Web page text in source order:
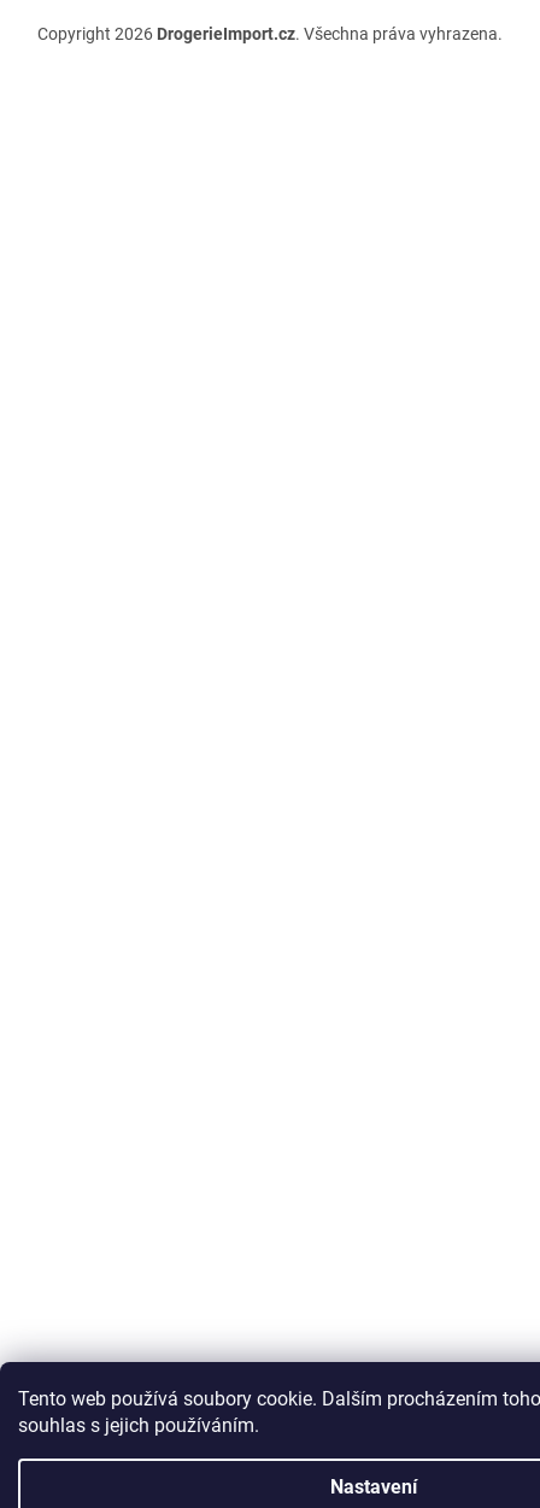
Tento web používá soubory cookie. Dalším procházením
souhlas s jejich používáním.
Nastavení
Copyright 2026 DrogerieImport.cz. Všechna práva vyhrazena.